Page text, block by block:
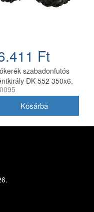
Ft
szabadonfutós
DK-552 350x6,